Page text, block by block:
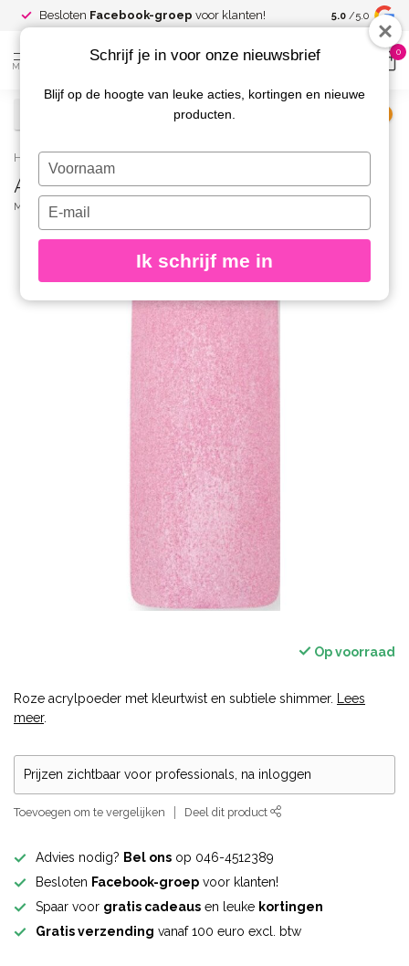
Besloten Facebook-groep voor klanten! Spaar voor
kortingen
5.0 /5.0
MENU
0
Home / Acryl poeder Twisted Pink 12 gr.
Acryl poeder Twisted Pink 12 gr.
MAGNETIC
Op voorraad
Roze acrylpoeder met kleurtwist en subtiele shimmer.
Lees
meer.
Prijzen zichtbaar voor professionals, na inloggen
Toevoegen om te vergelijken Deel dit product
Advies nodig? Bel ons op 046-4512389
Besloten Facebook-groep voor klanten!
Spaar voor gratis cadeaus en leuke kortingen
Gratis verzending vanaf 100 euro excl. btw
Schrijf je in voor onze nieuwsbrief
Blijf op de hoogte van leuke acties, kortingen en nieuwe
producten.
Typ
je
naam
Typ
je
e-
in
Ik schrijf me in